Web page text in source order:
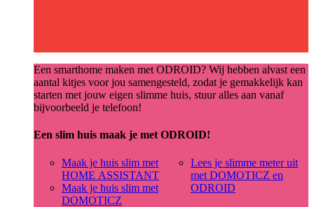
Een smarthome maken met ODROID? Wij hebben alvast een
aantal kitjes voor jou samengesteld, zodat je gemakkelijk kan
starten met jouw eigen slimme huis, stuur alles aan vanaf
bijvoorbeeld je telefoon!
Een slim huis maak je met ODROID!
Maak je huis slim met
HOME ASSISTANT
Maak je huis slim met
DOMOTICZ
Lees je slimme meter uit
met DOMOTICZ en
ODROID